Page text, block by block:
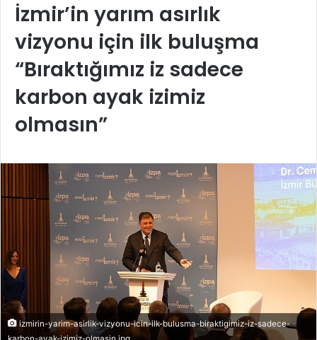
İzmir’in yarım asırlık
vizyonu için ilk buluşma
“Bıraktığımız iz sadece
karbon ayak izimiz
olmasın”
izmirin-yarim-asirlik-vizyonu-icin-ilk-bulusma-biraktigimiz-iz-sadece-